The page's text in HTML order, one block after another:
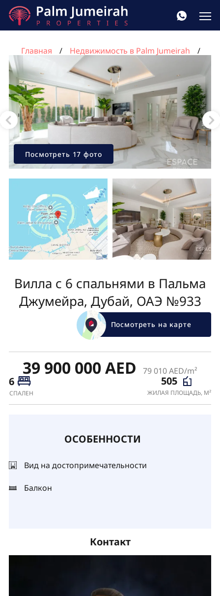
Главная
Недвижимость в Palm Jumeirah
Вилла с 6 спальнями в Пальма Джумейра, Дубай,
ОАЭ №933
Посмотреть 17 фото
Вилла с 6 спальнями в Пальма
Джумейра, Дубай, ОАЭ №933
Посмотреть на карте
39 900 000 AED 79 010 AED/m²
6
СПАЛЕН
505
ЖИЛАЯ ПЛОЩАДЬ, М²
ОСОБЕННОСТИ
Вид на достопримечательности
Балкон
Контакт